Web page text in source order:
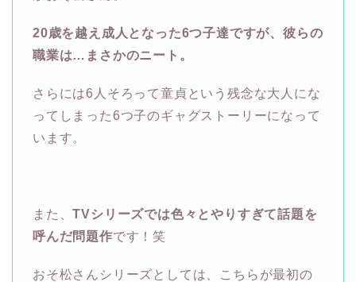
20歳を越え成人となった6つ子達ですが、彼らの
職業は…まさかのニート。
さらには6人そろって童貞という残念な大人にな
ってしまった6つ子のギャグストーリーになって
います。
また、TVシリーズでは色々とやりすぎて話題を
呼んだ問題作です！笑
おそ松さんシリーズとしては、こちらが最初の